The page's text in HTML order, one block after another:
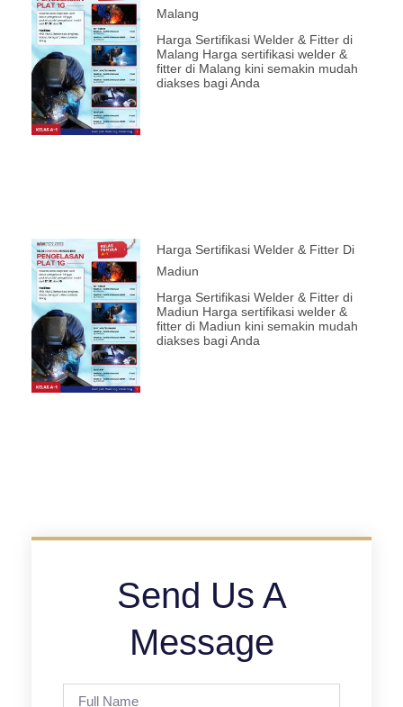
Malang
Harga Sertifikasi Welder & Fitter di
Malang Harga sertifikasi welder &
fitter di Malang kini semakin mudah
diakses bagi Anda
Harga Sertifikasi Welder & Fitter Di
Madiun
Harga Sertifikasi Welder & Fitter di
Madiun Harga sertifikasi welder &
fitter di Madiun kini semakin mudah
diakses bagi Anda
Send Us A
Message